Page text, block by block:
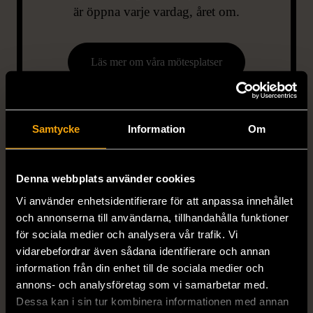
Samtycke Information Om
Denna webbplats använder cookies
Vi använder enhetsidentifierare för att anpassa innehållet
och annonserna till användarna, tillhandahålla funktioner
för sociala medier och analysera vår trafik. Vi
vidarebefordrar även sådana identifierare och annan
information från din enhet till de sociala medier och
annons- och analysföretag som vi samarbetar med.
Dessa kan i sin tur kombinera informationen med annan
är öppna varje vardag, året om.
Läs mer om våra mötesplatser